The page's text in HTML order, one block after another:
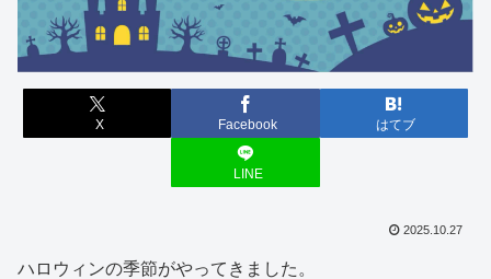
X Facebook はてブ
LINE
2025.10.27
ハロウィンの季節がやってきました。